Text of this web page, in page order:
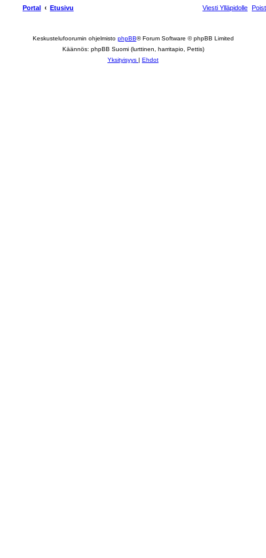
Portal Etusivu Viesti Ylläpidolle
Keskustelufoorumin ohjelmisto phpBB® Forum Software © phpBB Limited
Käännös: phpBB Suomi (lurttinen, harritapio, Pettis)
Yksityisyys | Ehdot